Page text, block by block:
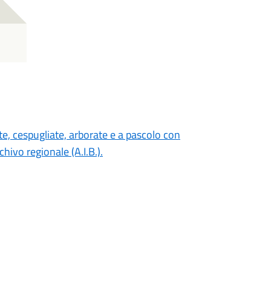
cespugliate, arborate e a pascolo con
regionale (A.I.B.).